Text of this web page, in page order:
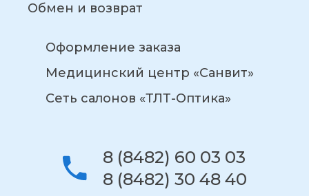
Обмен и возврат
Оформление заказа
Медицинский центр «Санвит»
Сеть салонов «ТЛТ-Оптика»
8 (8482) 60 03 03
8 (8482) 30 48 40